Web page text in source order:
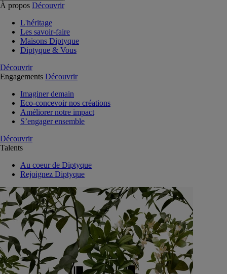
À propos Découvrir
L'héritage
Les savoir-faire
Maisons Diptyque
Diptyque & Vous
Découvrir
Engagements Découvrir
Imaginer demain
Eco-concevoir nos créations
Améliorer notre impact
S’engager ensemble
Découvrir
Talents
Au coeur de Diptyque
Rejoignez Diptyque